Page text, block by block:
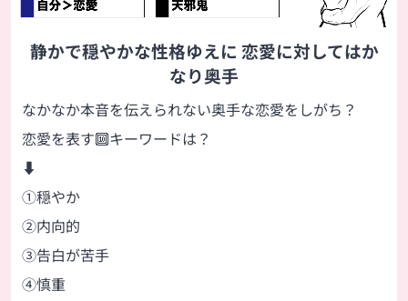
静かで穏やかな性格ゆえに 恋愛に対してはか
なり奥手
なかなか本音を伝えられない奥手な恋愛をしがち？
恋愛を表す🔟キーワードは？
⬇
①穏やか
②内向的
③告白が苦手
④慎重